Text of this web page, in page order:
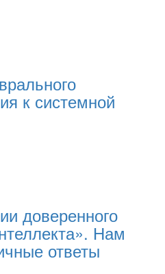
к системной
доверенного
Нам
ответы